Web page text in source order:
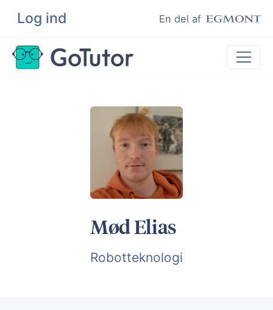
Log ind En del af
Søg
Lektiehjælp
Hjælp til ordblinde
Mød Elias
Robotteknologi